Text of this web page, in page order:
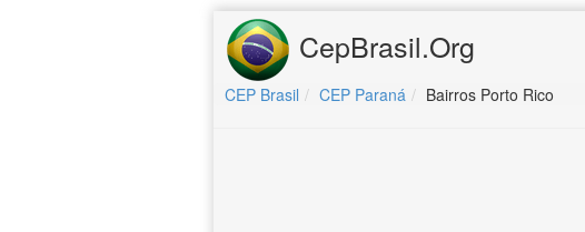
CepBrasil.Org
CEP Brasil CEP Paraná Bairros Porto Rico